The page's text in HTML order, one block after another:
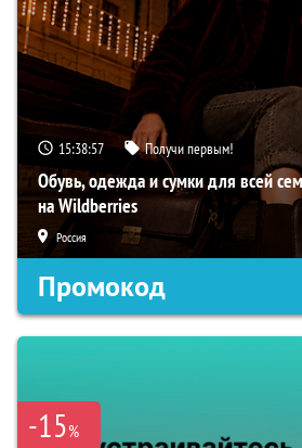
15:38:56 Получи первым!
Обувь, одежда и сумки для всей
на Wildberries
Россия
Промокод
-15%